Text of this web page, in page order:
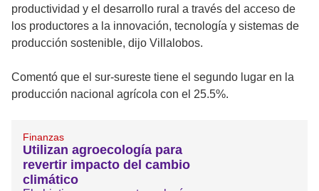
productividad y el desarrollo rural a través del acceso de
los productores a la innovación, tecnología y sistemas de
producción sostenible, dijo Villalobos.
Comentó que el sur-sureste tiene el segundo lugar en la
producción nacional agrícola con el 25.5%.
Finanzas
Utilizan agroecología para
revertir impacto del cambio
climático